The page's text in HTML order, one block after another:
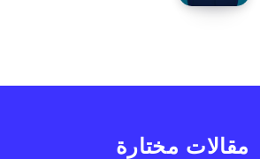
مقالات مختارة